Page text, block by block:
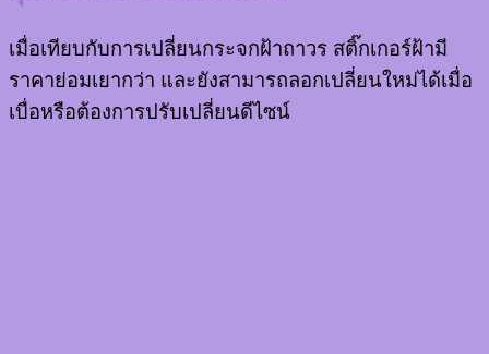
เมื่อเทียบกับการเปลี่ยนกระจกฝ้าถาวร สติ๊กเกอร์ฝ้ามี
ราคาย่อมเยากว่า และยังสามารถลอกเปลี่ยนใหม่ได้เมื่อ
เบื่อหรือต้องการปรับเปลี่ยนดีไซน์